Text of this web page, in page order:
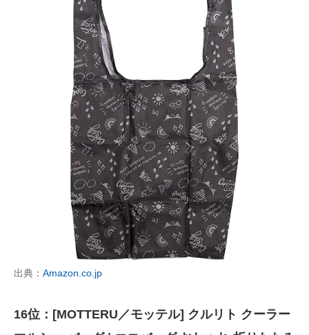
出典： Amazon.co.jp
16位：[MOTTERU／モッテル] クルリト クーラー